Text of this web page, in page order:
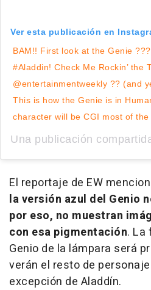
Ver esta publicación en
BAM!! First look at the Genie
#Aladdin! Check Me Rockin’ the
@entertainmentweekly ?? (and
This is how the Genie is in
character will be CGI most of the
Una publicación
El reportaje de EW
la versión azul del Genio
por eso, no muestran
con esa pigmentación. La
Genio de la lámpara será
verán el resto de
excepción de Aladdín.